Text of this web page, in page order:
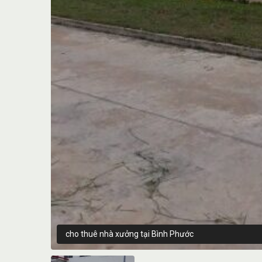
cho thuê nhà xưởng tại Bình Phước